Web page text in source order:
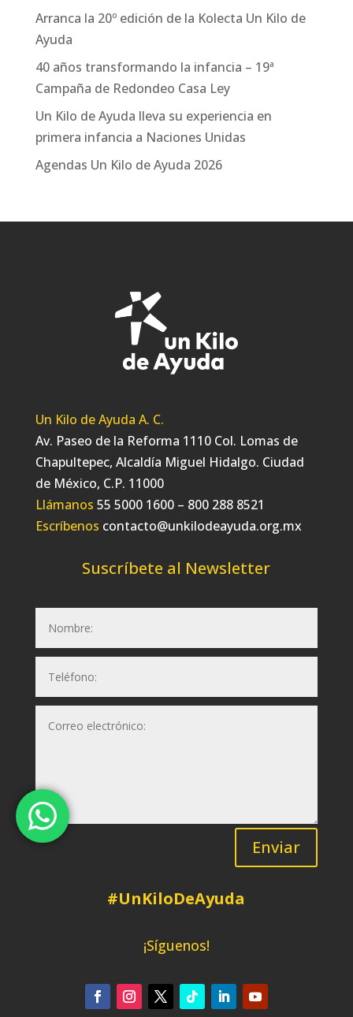
Arranca la 20º edición de la Kolecta Un Kilo de
Ayuda
40 años transformando la infancia – 19ª
Campaña de Redondeo Casa Ley
Un Kilo de Ayuda lleva su experiencia en
primera infancia a Naciones Unidas
Agendas Un Kilo de Ayuda 2026
Un Kilo de Ayuda A. C.
Av. Paseo de la Reforma 1110 Col. Lomas de
Chapultepec, Alcaldía Miguel Hidalgo. Ciudad
de México, C.P. 11000
Llámanos 55 5000 1600 – 800 288 8521
Escríbenos contacto@unkilodeayuda.org.mx
Suscríbete al Newsletter
Enviar
#UnKiloDeAyuda
¡Síguenos!